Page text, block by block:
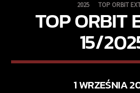
2025 TOP ORBIT
TOP ORBIT
15/
1 WRZEŚNIA